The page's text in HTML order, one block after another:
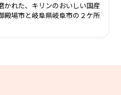
かれた、キリンのおいしい国産
殿場市と岐阜県岐阜市の２ケ所